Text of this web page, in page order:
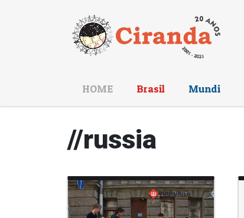
HOME Brasil Mundi
//russia